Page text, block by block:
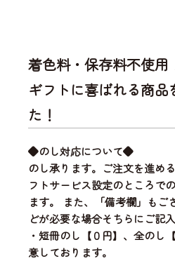
着色料・保存料不使用
ギフトに喜ばれる商品
た！
◆のし対応について◆
のし承ります。ご注文を進め
フトサービス設定のところで
ます。 また、「備考欄」もご
どが必要な場合そちらにご記
・短冊のし【０円】、全のし
意しております。